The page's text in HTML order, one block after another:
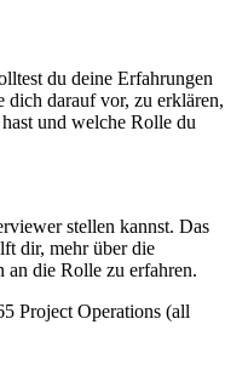
du deine Erfahrungen
dich darauf vor, zu erklären,
und welche Rolle du
stellen kannst. Das
dir, mehr über die
an die Rolle zu erfahren.
Project Operations (all